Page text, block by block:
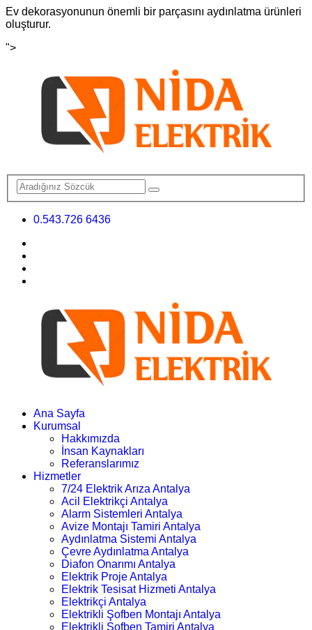
Ev dekorasyonunun önemli bir parçasını aydınlatma ürünleri
oluşturur.
">
0.543.726 6436
Ana Sayfa
Kurumsal
Hakkımızda
İnsan Kaynakları
Referanslarımız
Hizmetler
7/24 Elektrik Arıza Antalya
Acil Elektrikçi Antalya
Alarm Sistemleri Antalya
Avize Montajı Tamiri Antalya
Aydınlatma Sistemi Antalya
Çevre Aydınlatma Antalya
Diafon Onarımı Antalya
Elektrik Proje Antalya
Elektrik Tesisat Hizmeti Antalya
Elektrikçi Antalya
Elektrikli Şofben Montajı Antalya
Elektrikli Şofben Tamiri Antalya